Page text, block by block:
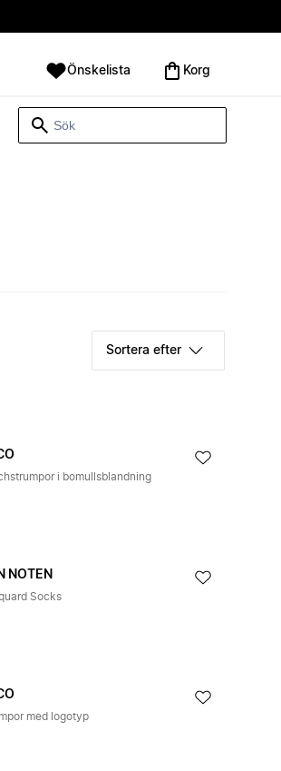
Önskelista Korg
Sortera efter
i bomullsblandning
NOTEN
Socks
med logotyp